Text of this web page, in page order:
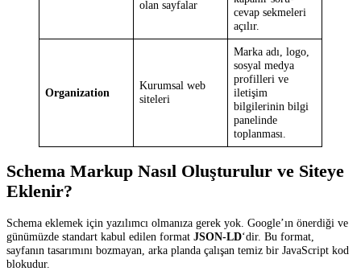
olan sayfalar
cevap sekmeleri
açılır.
Organization
Kurumsal web
siteleri
Marka adı, logo,
sosyal medya
profilleri ve
iletişim
bilgilerinin bilgi
panelinde
toplanması.
Schema Markup Nasıl Oluşturulur ve Siteye
Eklenir?
Schema eklemek için yazılımcı olmanıza gerek yok. Google’ın önerdiği ve
günümüzde standart kabul edilen format JSON-LD‘dir. Bu format,
sayfanın tasarımını bozmayan, arka planda çalışan temiz bir JavaScript kod
blokudur.